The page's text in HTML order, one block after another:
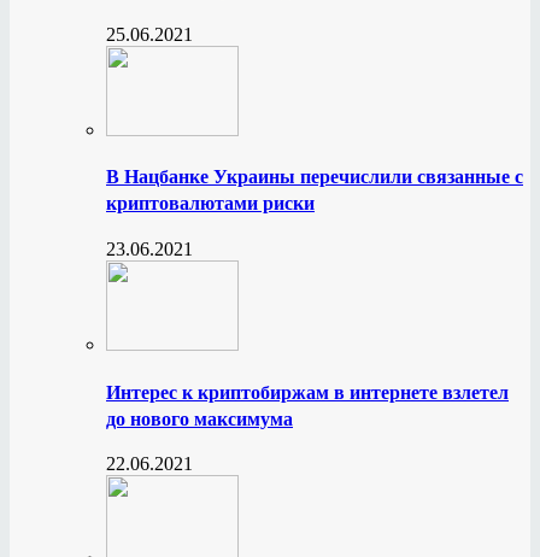
25.06.2021
В Нацбанке Украины перечислили связанные с
криптовалютами риски
23.06.2021
Интерес к криптобиржам в интернете взлетел
до нового максимума
22.06.2021